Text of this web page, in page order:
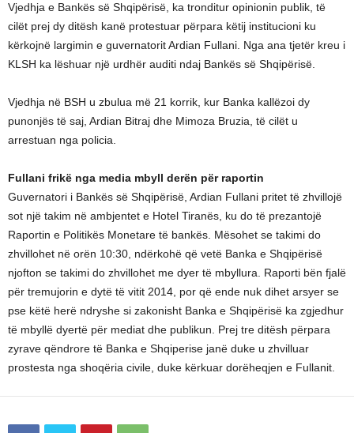
Vjedhja e Bankës së Shqipërisë, ka tronditur opinionin publik, të
cilët prej dy ditësh kanë protestuar përpara këtij institucioni ku
kërkojnë largimin e guvernatorit Ardian Fullani. Nga ana tjetër kreu i
KLSH ka lëshuar një urdhër auditi ndaj Bankës së Shqipërisë.
Vjedhja në BSH u zbulua më 21 korrik, kur Banka kallëzoi dy
punonjës të saj, Ardian Bitraj dhe Mimoza Bruzia, të cilët u
arrestuan nga policia.
Fullani frikë nga media mbyll derën për raportin
Guvernatori i Bankës së Shqipërisë, Ardian Fullani pritet të zhvillojë
sot një takim në ambjentet e Hotel Tiranës, ku do të prezantojë
Raportin e Politikës Monetare të bankës. Mësohet se takimi do
zhvillohet në orën 10:30, ndërkohë që vetë Banka e Shqipërisë
njofton se takimi do zhvillohet me dyer të mbyllura. Raporti bën fjalë
për tremujorin e dytë të vitit 2014, por që ende nuk dihet arsyer se
pse këtë herë ndryshe si zakonisht Banka e Shqipërisë ka zgjedhur
të mbyllë dyertë për mediat dhe publikun. Prej tre ditësh përpara
zyrave qëndrore të Banka e Shqiperise janë duke u zhvilluar
prostesta nga shoqëria civile, duke kërkuar dorëheqjen e Fullanit.